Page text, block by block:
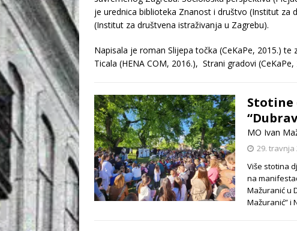
je urednica biblioteka Znanost i društvo (Institut za
(Institut za društvena istraživanja u Zagrebu).
Napisala je roman Slijepa točka (CeKaPe, 2015.) te
Ticala (HENA COM, 2016.), Strani gradovi
Stotine
MO Ivan
29. travnja
Više stotina
na
Mažuranić u
Mažuranić” i